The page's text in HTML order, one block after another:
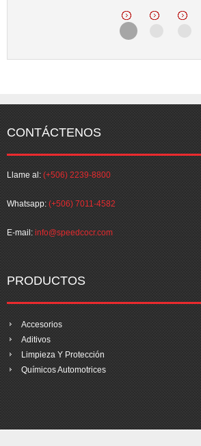
CONTÁCTENOS
Llame al: (+506) 2239-8800
Whatsapp: (+506) 7011-4582
E-mail: info@speedcocr.com
PRODUCTOS
Accesorios
Aditivos
Limpieza Y Protección
Químicos Automotrices